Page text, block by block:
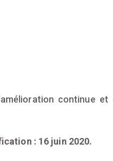
continue et
: 16 juin 2020.